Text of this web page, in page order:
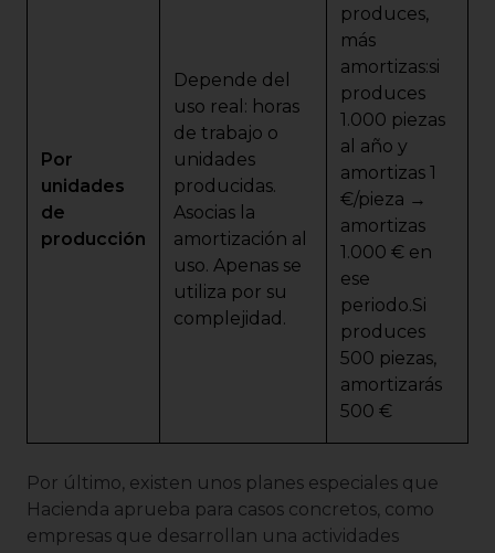
Por
unidades
de
producción
Depende del
uso real: horas
de trabajo o
unidades
producidas.
Asocias la
amortización al
uso. Apenas se
utiliza por su
complejidad.
produces,
más
amortizas:si
produces
1.000 piezas
al año y
amortizas 1
€/pieza →
amortizas
1.000 € en
ese
periodo.Si
produces
500 piezas,
amortizarás
500 €
Por último, existen unos planes especiales que
Hacienda aprueba para casos concretos, como
empresas que desarrollan una actividades